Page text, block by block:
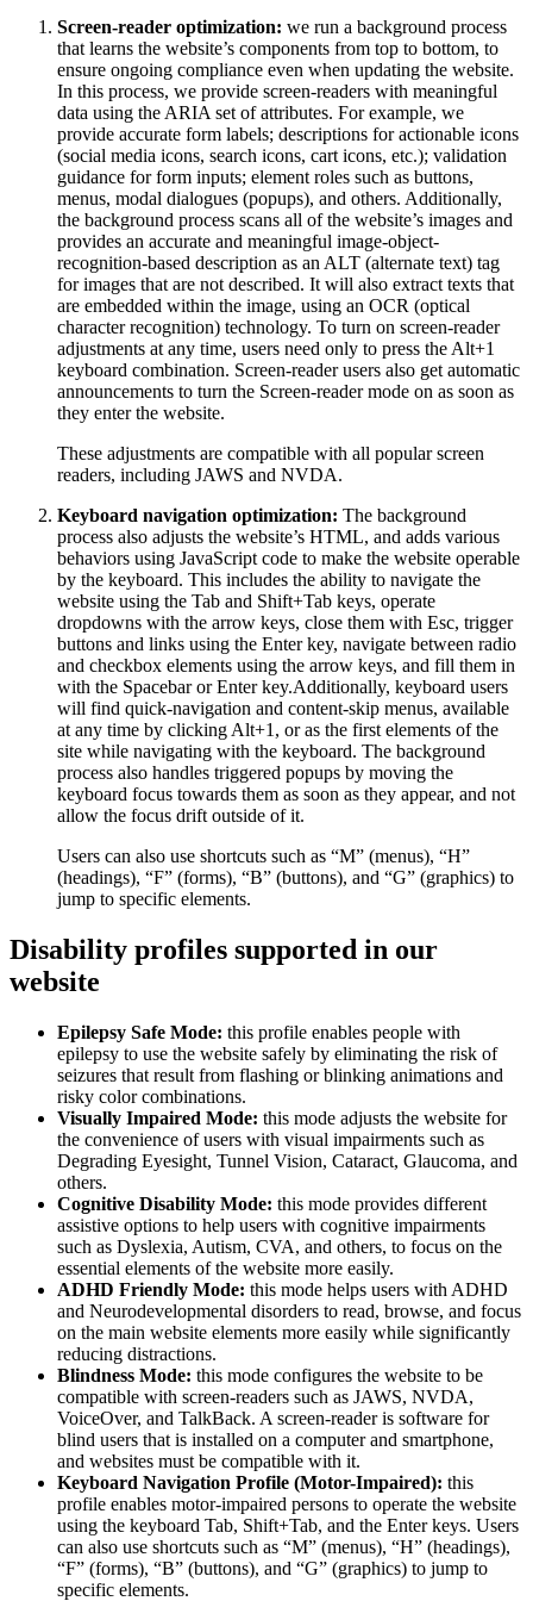
Screen-reader optimization: we run a background process
that learns the website’s components from top to bottom, to
ensure ongoing compliance even when updating the website.
In this process, we provide screen-readers with meaningful
data using the ARIA set of attributes. For example, we
provide accurate form labels; descriptions for actionable icons
(social media icons, search icons, cart icons, etc.); validation
guidance for form inputs; element roles such as buttons,
menus, modal dialogues (popups), and others. Additionally,
the background process scans all of the website’s images and
provides an accurate and meaningful image-object-
recognition-based description as an ALT (alternate text) tag
for images that are not described. It will also extract texts that
are embedded within the image, using an OCR (optical
character recognition) technology. To turn on screen-reader
adjustments at any time, users need only to press the Alt+1
keyboard combination. Screen-reader users also get automatic
announcements to turn the Screen-reader mode on as soon as
they enter the website.
These adjustments are compatible with all popular screen
readers, including JAWS and NVDA.
Keyboard navigation optimization: The background
process also adjusts the website’s HTML, and adds various
behaviors using JavaScript code to make the website operable
by the keyboard. This includes the ability to navigate the
website using the Tab and Shift+Tab keys, operate
dropdowns with the arrow keys, close them with Esc, trigger
buttons and links using the Enter key, navigate between radio
and checkbox elements using the arrow keys, and fill them in
with the Spacebar or Enter key.Additionally, keyboard users
will find quick-navigation and content-skip menus, available
at any time by clicking Alt+1, or as the first elements of the
site while navigating with the keyboard. The background
process also handles triggered popups by moving the
keyboard focus towards them as soon as they appear, and not
allow the focus drift outside of it.
Users can also use shortcuts such as “M” (menus), “H”
(headings), “F” (forms), “B” (buttons), and “G” (graphics) to
jump to specific elements.
Disability profiles supported in our
website
Epilepsy Safe Mode: this profile enables people with
epilepsy to use the website safely by eliminating the risk of
seizures that result from flashing or blinking animations and
risky color combinations.
Visually Impaired Mode: this mode adjusts the website for
the convenience of users with visual impairments such as
Degrading Eyesight, Tunnel Vision, Cataract, Glaucoma, and
others.
Cognitive Disability Mode: this mode provides different
assistive options to help users with cognitive impairments
such as Dyslexia, Autism, CVA, and others, to focus on the
essential elements of the website more easily.
ADHD Friendly Mode: this mode helps users with ADHD
and Neurodevelopmental disorders to read, browse, and focus
on the main website elements more easily while significantly
reducing distractions.
Blindness Mode: this mode configures the website to be
compatible with screen-readers such as JAWS, NVDA,
VoiceOver, and TalkBack. A screen-reader is software for
blind users that is installed on a computer and smartphone,
and websites must be compatible with it.
Keyboard Navigation Profile (Motor-Impaired): this
profile enables motor-impaired persons to operate the website
using the keyboard Tab, Shift+Tab, and the Enter keys. Users
can also use shortcuts such as “M” (menus), “H” (headings),
“F” (forms), “B” (buttons), and “G” (graphics) to jump to
specific elements.